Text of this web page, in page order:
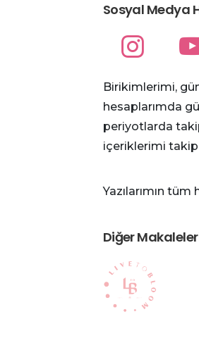
Sosyal Medya
Birikimlerimi,
hesaplarımda
periyotlarda
içeriklerimi
Yazılarımın tüm
Diğer